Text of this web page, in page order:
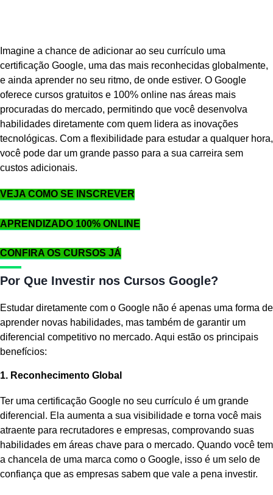
Imagine a chance de adicionar ao seu currículo uma
certificação Google, uma das mais reconhecidas globalmente,
e ainda aprender no seu ritmo, de onde estiver. O Google
oferece cursos gratuitos e 100% online nas áreas mais
procuradas do mercado, permitindo que você desenvolva
habilidades diretamente com quem lidera as inovações
tecnológicas. Com a flexibilidade para estudar a qualquer hora,
você pode dar um grande passo para a sua carreira sem
custos adicionais.
VEJA COMO SE INSCREVER
APRENDIZADO 100% ONLINE
CONFIRA OS CURSOS JÁ
Por Que Investir nos Cursos Google?
Estudar diretamente com o Google não é apenas uma forma de
aprender novas habilidades, mas também de garantir um
diferencial competitivo no mercado. Aqui estão os principais
benefícios:
1. Reconhecimento Global
Ter uma certificação Google no seu currículo é um grande
diferencial. Ela aumenta a sua visibilidade e torna você mais
atraente para recrutadores e empresas, comprovando suas
habilidades em áreas chave para o mercado. Quando você tem
a chancela de uma marca como o Google, isso é um selo de
confiança que as empresas sabem que vale a pena investir.